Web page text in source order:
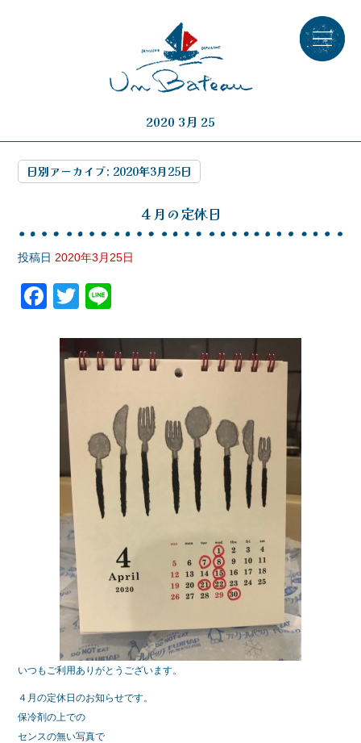
2020 3月 25
日別アーカイブ: 2020年3月25日
４月の定休日
投稿日 2020年3月25日
F
c
b
k
T
tt
er
e
いつもご利用ありがとうございます。
４月の定休日のお知らせです。
保冷剤の上での
センスの無い写真で